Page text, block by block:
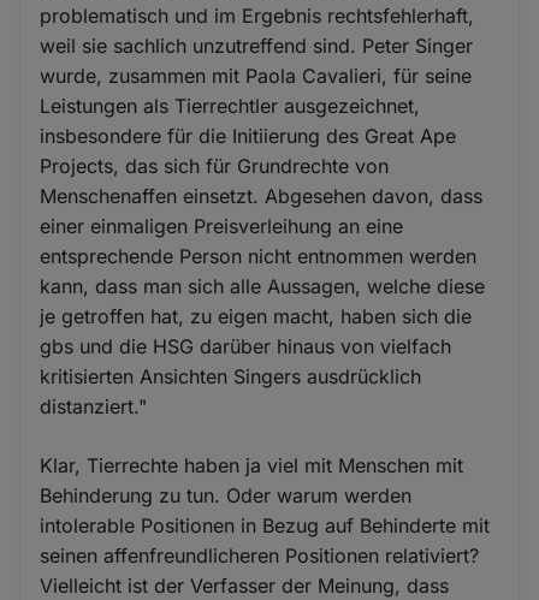
problematisch und im Ergebnis rechtsfehlerhaft,
weil sie sachlich unzutreffend sind. Peter Singer
wurde, zusammen mit Paola Cavalieri, für seine
Leistungen als Tierrechtler ausgezeichnet,
insbesondere für die Initiierung des Great Ape
Projects, das sich für Grundrechte von
Menschenaffen einsetzt. Abgesehen davon, dass
einer einmaligen Preisverleihung an eine
entsprechende Person nicht entnommen werden
kann, dass man sich alle Aussagen, welche diese
je getroffen hat, zu eigen macht, haben sich die
gbs und die HSG darüber hinaus von vielfach
kritisierten Ansichten Singers ausdrücklich
distanziert."
Klar, Tierrechte haben ja viel mit Menschen mit
Behinderung zu tun. Oder warum werden
intolerable Positionen in Bezug auf Behinderte mit
seinen affenfreundlicheren Positionen relativiert?
Vielleicht ist der Verfasser der Meinung, dass